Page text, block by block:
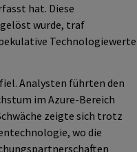
hat. Diese
wurde, traf
Technologiewerte
Analysten führten den
im Azure-Bereich
zeigte sich trotz
wo die